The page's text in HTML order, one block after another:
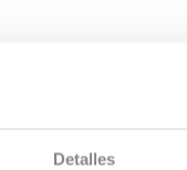
Detalles
audiovisuals.
creació d’obres
col·lectiu.